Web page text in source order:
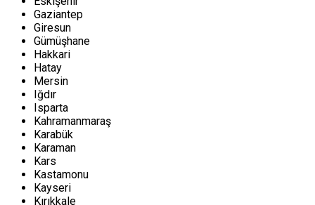
Gaziantep
Giresun
Gümüşhane
Hakkari
Hatay
Mersin
Iğdır
Isparta
Kahramanmaraş
Karabük
Karaman
Kars
Kastamonu
Kayseri
Kırıkkale